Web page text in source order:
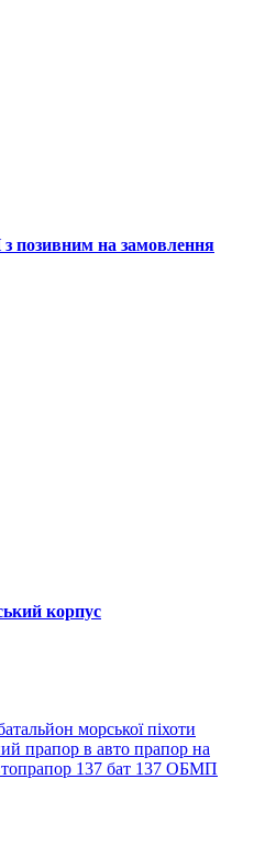
позивним на замовлення
корпус
морської піхоти
прапор в авто прапор на
137 бат 137 ОБМП